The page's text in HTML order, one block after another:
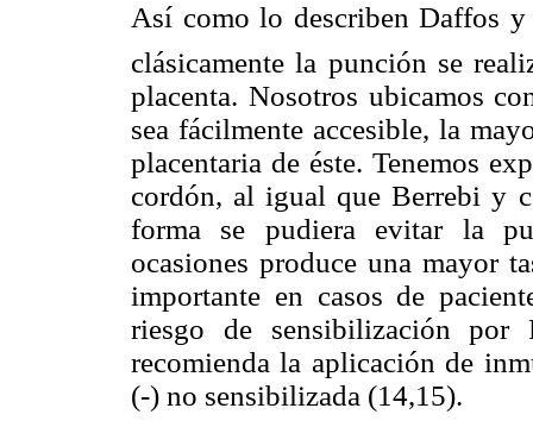
Así como lo describen Daffos
clásicamente la punción se
placenta. Nosotros ubicamos
sea fácilmente accesible, la
placentaria de éste. Tenemos
cordón, al igual que Berrebi y
forma se pudiera evitar la
ocasiones produce una mayor
importante en casos de
riesgo de sensibilización por
recomienda la aplicación de
(-) no sensibilizada (14,15).